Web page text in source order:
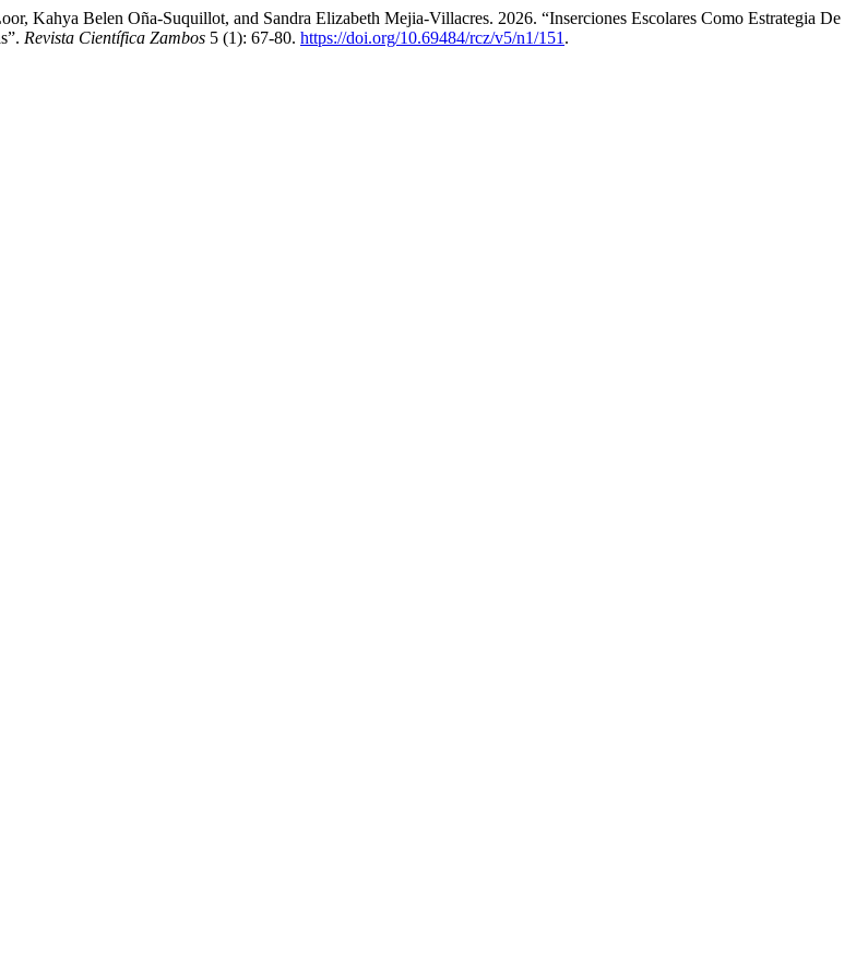
Kahya Belen Oña-Suquillot, and Sandra Elizabeth Mejia-Villacres. 2026. “Inserciones Escolares Como Estrategia De
Revista Científica Zambos 5 (1): 67-80. https://doi.org/10.69484/rcz/v5/n1/151 .